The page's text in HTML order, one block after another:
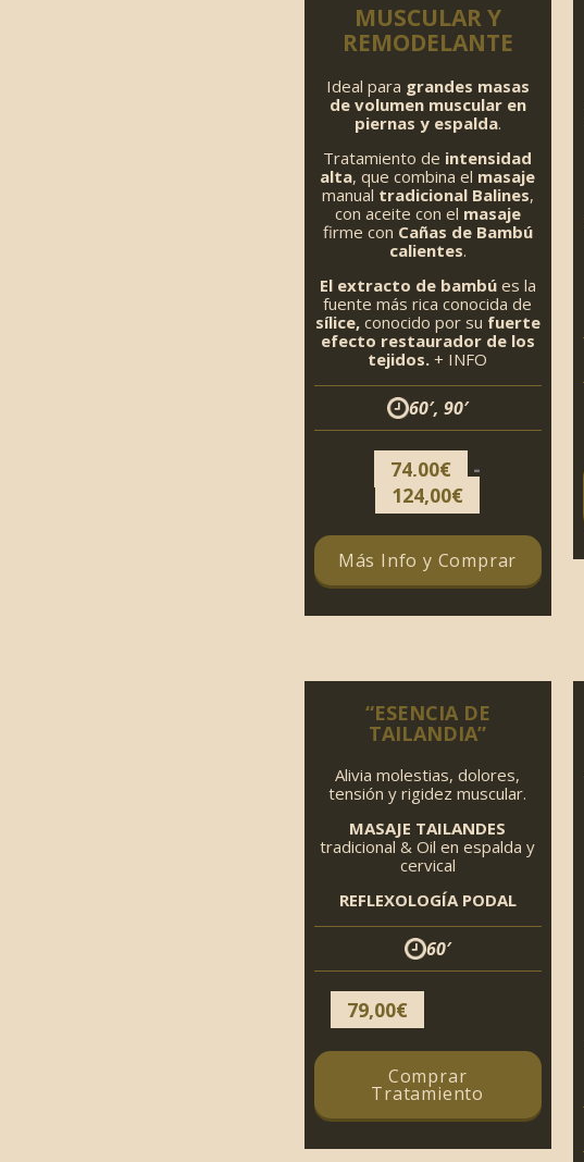
MUSCULAR Y
REMODELANTE
Ideal para grandes masas
de volumen muscular en
piernas y espalda.
Tratamiento de intensidad
alta, que combina el masaje
manual tradicional Balines,
con aceite con el masaje
firme con Cañas de Bambú
calientes.
El extracto de bambúes la
fuente más rica conocida de
sílice, conocido por su fuerte
efecto restaurador de los
tejidos. + INFO
60′, 90′
74,00€ -
124,00€
de
precios:
desde
74,00€
hasta
Más Info y Comprar
“ESENCIA DE
TAILANDIA”
Alivia molestias, dolores,
tensión y rigidez muscular.
MASAJE TAILANDES
tradicional & Oil en espalda y
cervical
REFLEXOLOGÍA PODAL
60′
79,00€
Comprar
Tratamiento